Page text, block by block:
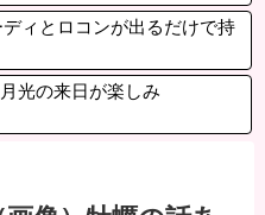
ィとロコンが出るだけで持
光の来日が楽しみ